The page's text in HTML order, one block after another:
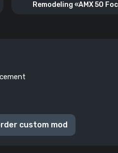
Remodeling «AMX 50
custom mod